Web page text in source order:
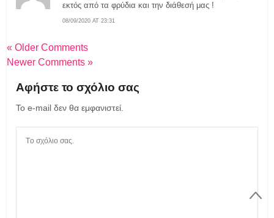
08/09/2020 AT 23:31
εκτός από τα φρύδια και την διάθεσή μας !
« Older Comments
Newer Comments »
Αφήστε το σχόλιο σας
Το e-mail δεν θα εμφανιστεί.